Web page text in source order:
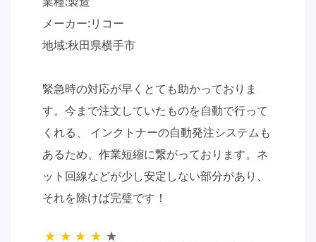
メーカー:リコー
地域:秋田県横手市
緊急時の対応が早くとても助かっておりま
す。今まで注文していたものを自動で行って
くれる、 インクトナーの自動発注システムも
あるため、作業短縮に繋がっております。ネ
ット回線などが少し安定しない部分があり、
それを除けば完璧です！